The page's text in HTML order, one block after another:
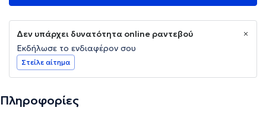
Δεν υπάρχει δυνατότητα online ραντεβού
Εκδήλωσε το ενδιαφέρον σου
Στείλε αίτημα
Πληροφορίες